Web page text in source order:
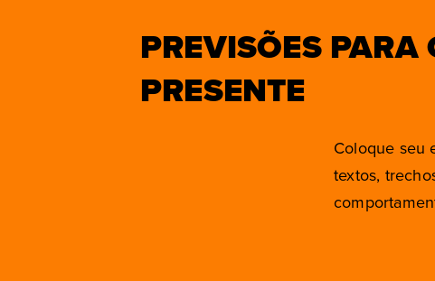
PREVISÕES PARA
PRESENTE
Coloque seu
textos,